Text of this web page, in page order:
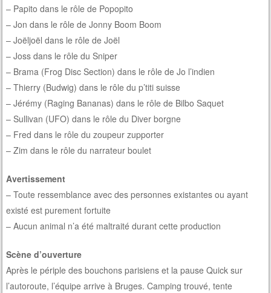
– Papito dans le rôle de Popopito
– Jon dans le rôle de Jonny Boom Boom
– Joëljoël dans le rôle de Joël
– Joss dans le rôle du Sniper
– Brama (Frog Disc Section) dans le rôle de Jo l’indien
– Thierry (Budwig) dans le rôle du p’titi suisse
– Jérémy (Raging Bananas) dans le rôle de Bilbo Saquet
– Sullivan (UFO) dans le rôle du Diver borgne
– Fred dans le rôle du zoupeur zupporter
– Zim dans le rôle du narrateur boulet
Avertissement
– Toute ressemblance avec des personnes existantes ou ayant
existé est purement fortuite
– Aucun animal n’a été maltraité durant cette production
Scène d’ouverture
Après le périple des bouchons parisiens et la pause Quick sur
l’autoroute, l’équipe arrive à Bruges. Camping trouvé, tente